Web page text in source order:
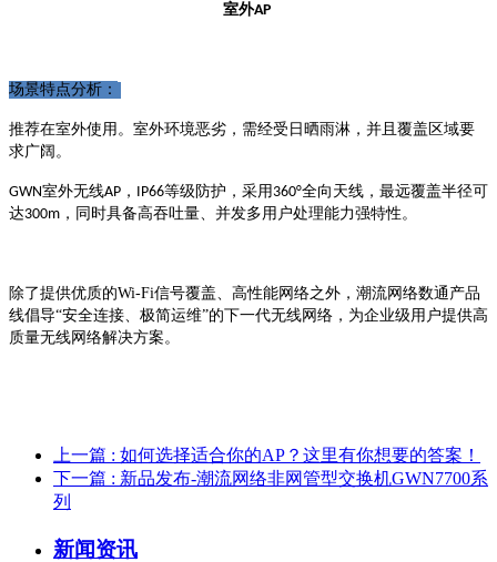
室外AP
场景特点分析：
推荐在室外使用。室外环境恶劣，需经受 日晒雨淋 ，并且覆盖区域要
求广阔。
GWN室外无线AP ， IP66等级防护，采用 360°全向天线，最远覆盖半径可
达300m ，同时具备高吞吐量、并发多用户处理能力强特性。
除了提供优质的Wi-Fi信号覆盖、高性能网络之外，潮流网络数通产品
线倡导“安全连接、极简运维”的下一代无线网络，为企业级用户提供高
质量无线网络解决方案。
上一篇 : 如何选择适合你的AP？这里有你想要的答案！
下一篇 : 新品发布-潮流网络非网管型交换机GWN7700系
列
新闻资讯